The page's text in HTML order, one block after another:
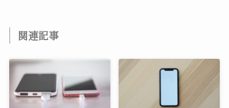
関連記事